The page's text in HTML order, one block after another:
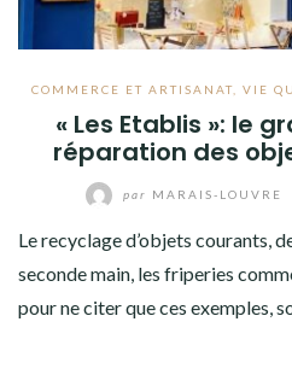
COMMERCE ET ARTISANAT, VIE
« Les Etablis »: le
réparation des
par MARAIS-LOUVRE
Le recyclage d’objets courants,
seconde main, les friperies
pour ne citer que ces exemples,